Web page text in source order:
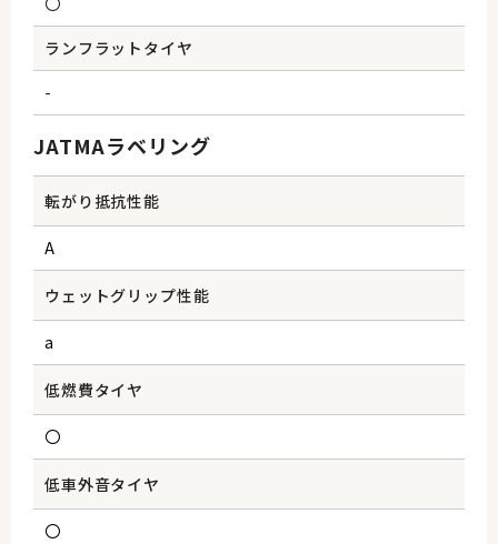
ランフラットタイヤ
-
JATMAラベリング
転がり抵抗性能
A
ウェットグリップ性能
a
低燃費タイヤ
〇
低車外音タイヤ
〇